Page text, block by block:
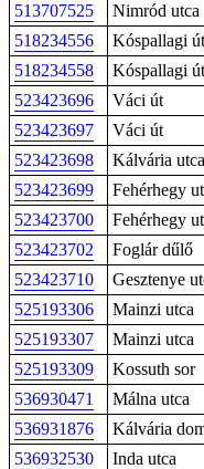
513707525
Nimród utca
518234556
Kóspallagi út
518234558
Kóspallagi út
523423696
Váci út
523423697
Váci út
523423698
Kálvária utca
523423699
Fehérhegy
523423700
Fehérhegy
523423702
Foglár dűlő
523423710
Gesztenye
525193306
Mainzi utca
525193307
Mainzi utca
525193309
Kossuth sor
536930471
Málna utca
536931876
Kálvária
536932530
Inda utca